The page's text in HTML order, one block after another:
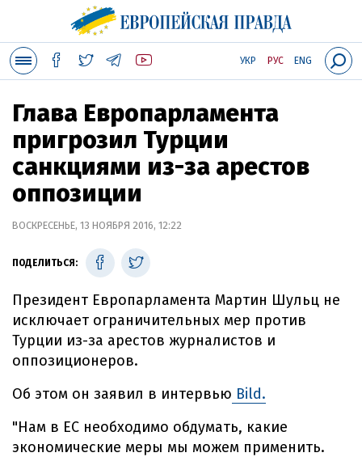
УКР РУС ENG
Глава Европарламента
пригрозил Турции
санкциями из-за арестов
оппозиции
ВОСКРЕСЕНЬЕ, 13 НОЯБРЯ 2016, 12:22
ПОДЕЛИТЬСЯ:
Президент Европарламента Мартин Шульц не
исключает ограничительных мер против
Турции из-за арестов журналистов и
оппозиционеров.
Об этом он заявил в интервью Bild.
"Нам в ЕС необходимо обдумать, какие
экономические меры мы можем применить.